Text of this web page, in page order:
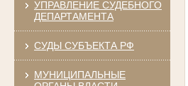
УПРАВЛЕНИЕ СУДЕБНОГО
ДЕПАРТАМЕНТА
СУДЫ СУБЪЕКТА РФ
МУНИЦИПАЛЬНЫЕ